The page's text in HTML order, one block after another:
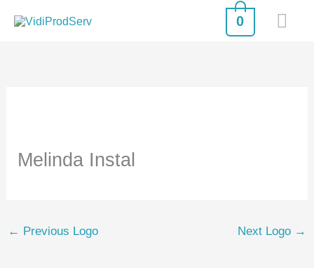
0
Melinda Instal
← Previous Logo Next Logo →